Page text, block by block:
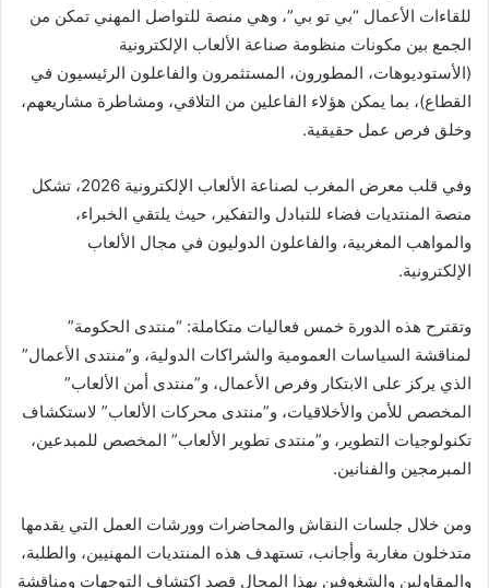
للقاءات الأعمال “بي تو بي”، وهي منصة للتواصل المهني تمكن من
الجمع بين مكونات منظومة صناعة الألعاب الإلكترونية
(الأستوديوهات، المطورون، المستثمرون والفاعلون الرئيسيون في
القطاع)، بما يمكن هؤلاء الفاعلين من التلاقي، ومشاطرة مشاريعهم،
وخلق فرص عمل حقيقية.
وفي قلب معرض المغرب لصناعة الألعاب الإلكترونية 2026، تشكل
منصة المنتديات فضاء للتبادل والتفكير، حيث يلتقي الخبراء،
والمواهب المغربية، والفاعلون الدوليون في مجال الألعاب
الإلكترونية.
وتقترح هذه الدورة خمس فعاليات متكاملة: “منتدى الحكومة”
لمناقشة السياسات العمومية والشراكات الدولية، و”منتدى الأعمال”
الذي يركز على الابتكار وفرص الأعمال، و”منتدى أمن الألعاب”
المخصص للأمن والأخلاقيات، و”منتدى محركات الألعاب” لاستكشاف
تكنولوجيات التطوير، و”منتدى تطوير الألعاب” المخصص للمبدعين،
المبرمجين والفنانين.
ومن خلال جلسات النقاش والمحاضرات وورشات العمل التي يقدمها
متدخلون مغاربة وأجانب، تستهدف هذه المنتديات المهنيين، والطلبة،
والمقاولين والشغوفين بهذا المجال قصد اكتشاف التوجهات ومناقشة